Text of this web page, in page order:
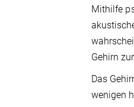
Mithilfe
Gehirn
Das
wenigen